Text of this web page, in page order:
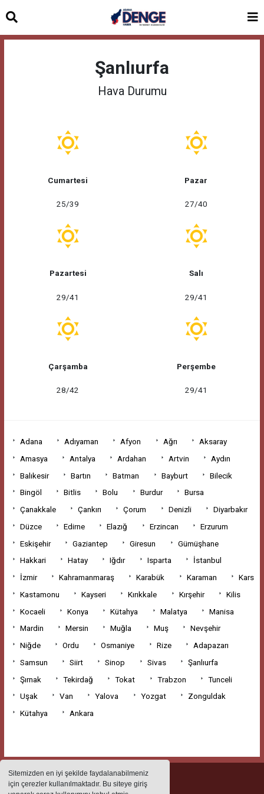
Sitemizden en iyi şekilde faydalanabilmeniz
için çerezler kullanılmaktadır. Bu siteye giriş
Şanlıurfa
Hava Durumu
Cumartesi
25/39
Pazar
27/40
Pazartesi
29/41
Salı
29/41
Çarşamba
28/42
Perşembe
29/41
Adana Adıyaman Afyon Ağrı
Aksaray
Amasya
Antalya Ardahan Artvin
Aydın
Balıkesir
Bartın Batman Bayburt
Bilecik
Bingöl
Bitlis Bolu Burdur
Bursa
Çanakkale
Çankırı Çorum Denizli
Diyarbakır
Düzce
Edirne Elazığ Erzincan
Erzurum
Eskişehir
Gaziantep Giresun
Gümüşhane
Hakkari
Hatay Iğdır Isparta
İstanbul
İzmir
Kahramanmaraş Karabük Karaman
Kars
Kastamonu
Kayseri Kırıkkale Kırşehir
Kilis
Kocaeli
Konya Kütahya Malatya
Manisa
Mardin
Mersin Muğla Muş
Nevşehir
Niğde
Ordu Osmaniye Rize
Adapazarı
Samsun
Siirt Sinop Sivas
Şanlıurfa
Şırnak
Tekirdağ Tokat Trabzon
Tunceli
Uşak
Van Yalova Yozgat
Zonguldak
Kütahya
Ankara